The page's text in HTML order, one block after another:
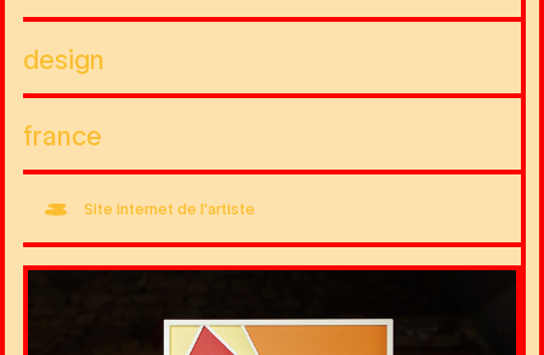
design
france
Site internet de l'artiste
Image